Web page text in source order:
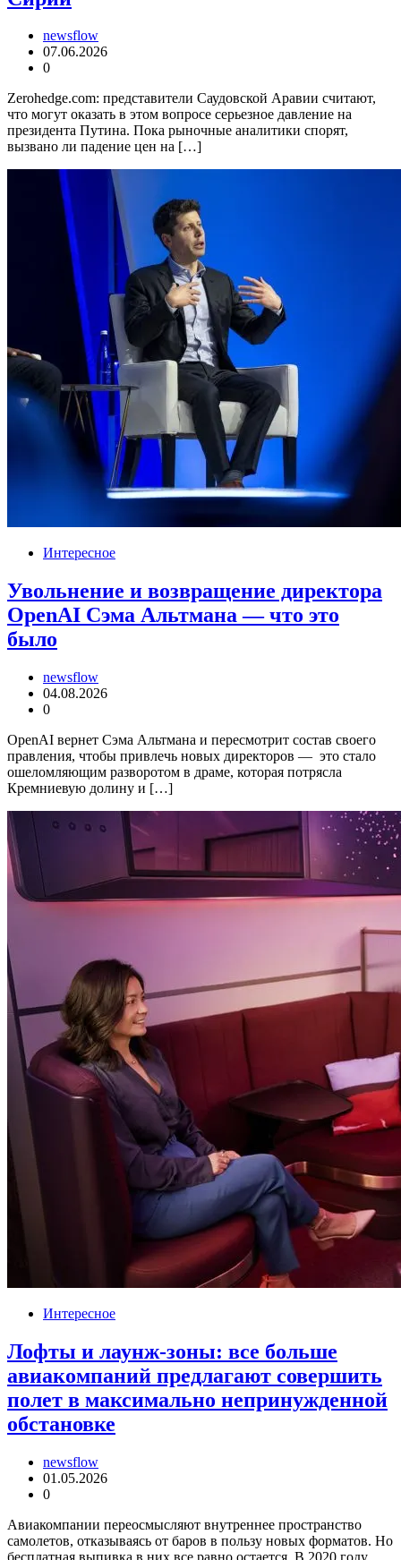
newsflow
07.06.2026
0
Zerohedge.com: представители Саудовской Аравии считают,
что могут оказать в этом вопросе серьезное давление на
президента Путина. Пока рыночные аналитики спорят,
вызвано ли падение цен на […]
Интересное
Увольнение и возвращение директора
OpenAI Сэма Альтмана — что это
было
newsflow
04.08.2026
0
OpenAI вернет Сэма Альтмана и пересмотрит состав своего
правления, чтобы привлечь новых директоров — это стало
ошеломляющим разворотом в драме, которая потрясла
Кремниевую долину и […]
Интересное
Лофты и лаунж-зоны: все больше
авиакомпаний предлагают совершить
полет в максимально непринужденной
обстановке
newsflow
01.05.2026
0
Авиакомпании переосмысляют внутреннее пространство
самолетов, отказываясь от баров в пользу новых форматов. Но
бесплатная выпивка в них все равно остается. В 2020 году